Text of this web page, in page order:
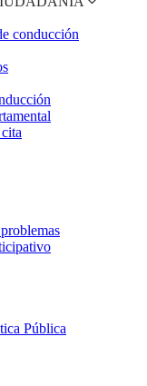
conducción
Pública